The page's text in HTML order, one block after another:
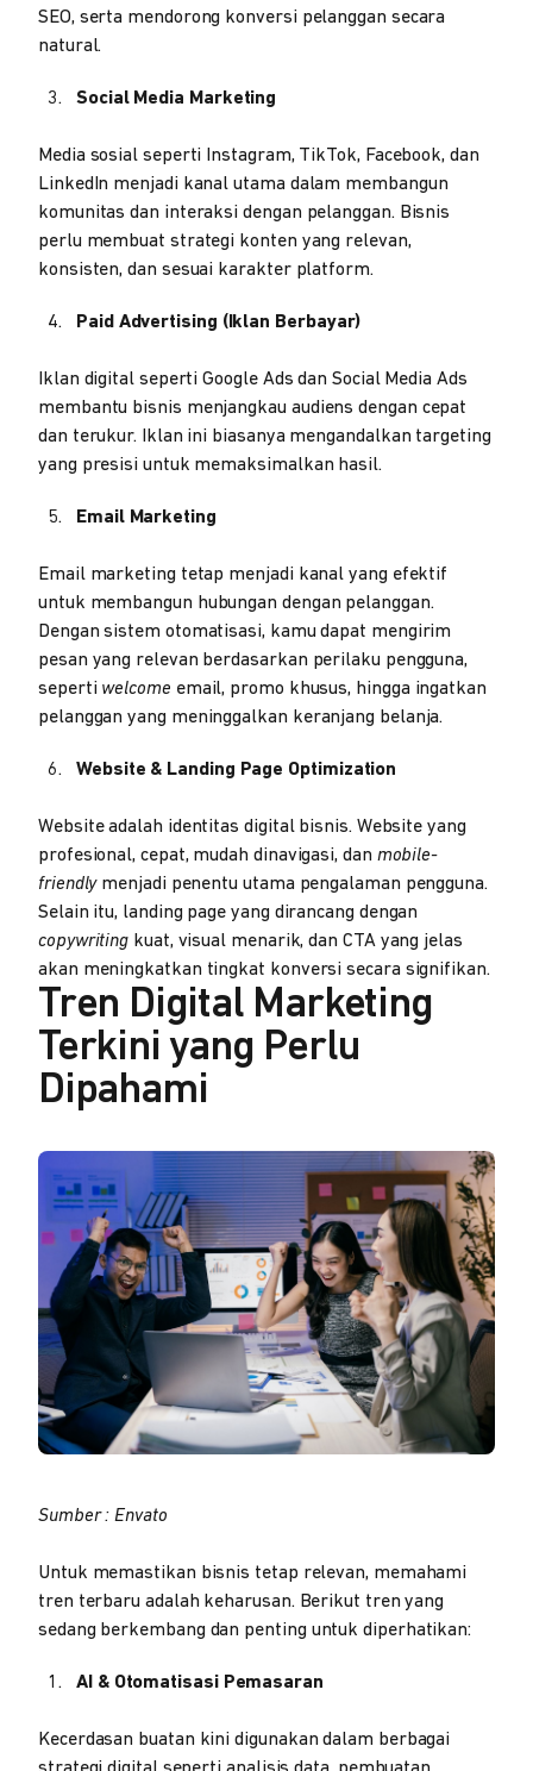
SEO, serta mendorong konversi pelanggan secara
natural.
Social Media Marketing
Media sosial seperti Instagram, TikTok, Facebook, dan
LinkedIn menjadi kanal utama dalam membangun
komunitas dan interaksi dengan pelanggan. Bisnis
perlu membuat strategi konten yang relevan,
konsisten, dan sesuai karakter platform.
Paid Advertising (Iklan Berbayar)
Iklan digital seperti Google Ads dan Social Media Ads
membantu bisnis menjangkau audiens dengan cepat
dan terukur. Iklan ini biasanya mengandalkan targeting
yang presisi untuk memaksimalkan hasil.
Email Marketing
Email marketing tetap menjadi kanal yang efektif
untuk membangun hubungan dengan pelanggan.
Dengan sistem otomatisasi, kamu dapat mengirim
pesan yang relevan berdasarkan perilaku pengguna,
seperti welcome email, promo khusus, hingga ingatkan
pelanggan yang meninggalkan keranjang belanja.
Website & Landing Page Optimization
Website adalah identitas digital bisnis. Website yang
profesional, cepat, mudah dinavigasi, dan mobile-
friendlymenjadi penentu utama pengalaman pengguna.
Selain itu, landing page yang dirancang dengan
copywriting kuat, visual menarik, dan CTA yang jelas
akan meningkatkan tingkat konversi secara signifikan.
Tren Digital Marketing
Terkini yang Perlu
Dipahami
Sumber : Envato
Untuk memastikan bisnis tetap relevan, memahami
tren terbaru adalah keharusan. Berikut tren yang
sedang berkembang dan penting untuk diperhatikan:
AI & Otomatisasi Pemasaran
Kecerdasan buatan kini digunakan dalam berbagai